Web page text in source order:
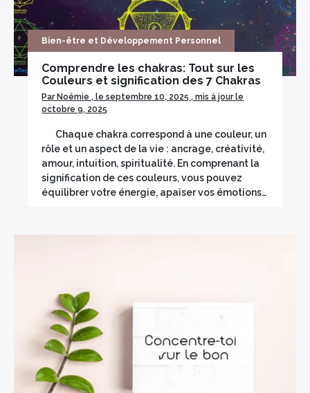
Bien-être et Développement Personnel
Comprendre les chakras: Tout sur les
Couleurs et signification des 7 Chakras
Par Noémie , le septembre 10, 2025 , mis à jour le
octobre 9, 2025
Chaque chakra correspond à une couleur, un
rôle et un aspect de la vie : ancrage, créativité,
amour, intuition, spiritualité. En comprenant la
signification de ces couleurs, vous pouvez
équilibrer votre énergie, apaiser vos émotions…